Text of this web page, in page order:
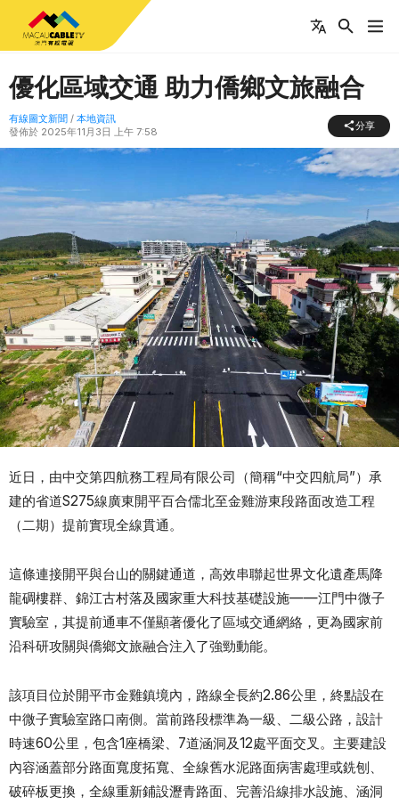
優化區域交通 助力僑鄉文旅融合
有線圖文新聞 / 本地資訊
發佈於 2025年11月3日 上午 7:58
分享
近日，由中交第四航務工程局有限公司（簡稱“中交四航局”）承
建的省道S275線廣東開平百合儒北至金雞游東段路面改造工程
（二期）提前實現全線貫通。
這條連接開平與台山的關鍵通道，高效串聯起世界文化遺產馬降
龍碉樓群、錦江古村落及國家重大科技基礎設施——江門中微子
實驗室，其提前通車不僅顯著優化了區域交通網絡，更為國家前
沿科研攻關與僑鄉文旅融合注入了強勁動能。
該項目位於開平市金雞鎮境內，路線全長約2.86公里，終點設在
中微子實驗室路口南側。當前路段標準為一級、二級公路，設計
時速60公里，包含1座橋梁、7道涵洞及12處平面交叉。主要建設
內容涵蓋部分路面寬度拓寬、全線舊水泥路面病害處理或銑刨、
破碎板更換，全線重新鋪設瀝青路面、完善沿線排水設施、涵洞